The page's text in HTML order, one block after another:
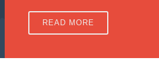
READ MORE